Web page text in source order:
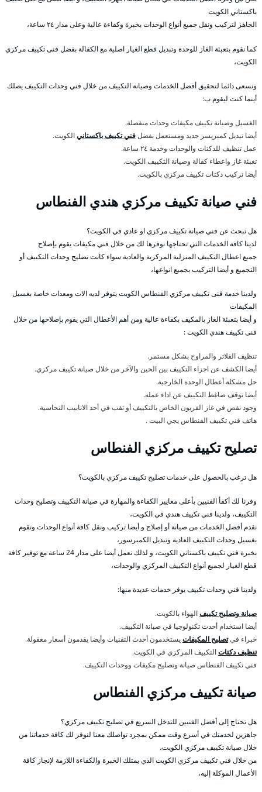
باكستاني الكويت
الجاهز لتركيب ونقل جميع أنواع الوحدات بخبرة وكفاءة عالية وعلى مدار ٢٤ ساعة،
كما نقوم بتعبئة الغاز للوحدة وتبديل قطع الغيار اصلية مع الكفالة بفضل فنى تكييف مركزي
الكويت،
ونسعى دائما لتحقيق أفضل الخدمات وصيانة التكييف من خلال فني وحدات التكييف يصلك
أينما كنت ليقوم ب:
الغسيل وصيانة تكييف مكيفات وحدات منفصلة.
أيضا تبديل كمبريسر جديد ومستعمل بفضلفني تكييف باكستانيالكويت.
عمل تنظيف للدكتات والوحدات وخدمة ٢٤ ساعة.
تعبئة غاز واعطاء كفالة وصيانة التكييف الكويت.
أيضا تركيب دكتات تكييف مركزي بالكويت.
فني صيانة تكييف مركزي هندي الفنطاس
هل تبحث عن فني صيانة تكييف مركزي او عادي في الكويت؟
لدينا كافة الخدمات التي تحتاجها نوفرها لك من خلال فني مكيفات يقوم بإصلاح
جميع اعطال التكييف المنزلية المركزية والعادية سواء كانت تصليح وحدات التكييف أو
التجميع و أيضا التركيب بجميع انواعها،
ولدينا خدمة فنى تكييف مركزي الفنطاس الكويت يتوفر لديه الات ومعدات خاصة بغسيل
المكيفات
و أيضا بتعبئة الغاز بالمكيف بكفاءة عالية ومن أهم الأعطال التي يقوم بإصلاحها من خلال
فنى تكييف هندي الكويت :
تنظيف الفلاتر والمراوح بشكل مستمر.
أيضا الكشف عن اجزاء التكييف بين الحين والآخر من خلال صيانة تكييف مركزي.
حل مشكلة أعطال الوحدة الخارجية.
أيضا توقف ضاغط التكييف عن اداء عمله.
وجود نقص في غاز الفريون الخاص بالتكييف أو ثقب في أحد الانابيب النحاسية.
هاتف فني تكييف الفنطاس يجي البيت .
تصليح تكييف مركزي الفنطاس
هل ترغب بالحصول على خدمات تصليح تكييف مركزي بالكويت؟
وفرنا لك أكفأ الفنيين بأعلى معايير الكفاءة والمهارة في صيانة التكييف وتصليح وحدات
التكييف، ولدينا فني تكييف هندي في الكويت،
نقدم أفضل الخدمات من صيانة أو إصلاح و أيضا تركيب ونقل كافة أنواع الوحدات ونقوم
بغسيل وحدات التكييف العادية وتبديل الكمبرسور،
بخبرة فني تكييف باكستاني الكويت، و لذلك نعمل أيضا على مدار 24 ساعة مع توفير كافة
قطع الغيار لجميع أنواع التكييف المركزي والوحدات،
ولدينا فني وحدات تكييف يوفر خدمات عديدة منها:
صيانة وتصليح تكييفالهواء بالكويت.
أيضا استخدام أحدث تكنولوجيا في صيانة التكييف.
خبراء فيتصليح المكيفاتيستخدمون أحدث التقنيات وأيضا يقدمون أسعار معقولة.
تنظيف دكتاتالتكييف المركزي في الكويت.
فني تكييف الفنطاس صيانة وتصليح مكيفات ووحدات التكييف.
صيانة تكييف مركزي الفنطاس
هل تحتاج إلى أفضل الفنيين للتدخل السريع في تصليح تكييف مركزي؟
جاهزين لخدمتك في أسرع وقت ممكن بمجرد تواصلك معنا لنوفر لك كافة خدماتنا من
خلال صيانة تكييف مركزي الكويت،
من خلال فني تكييف مركزي الكويت الذي يمتلك الخبرة والكفاءة اللازمة لإنجاز كافة
الأعمال الموكلة إليه،